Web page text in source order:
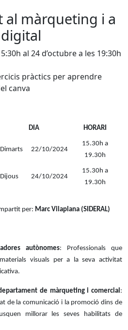
al màrqueting i a
al 24 d’octubre a les 19:30h
pràctics per aprendre
canva
DIA HORARI
Dimarts 22/10/2024
15.30h a
19.30h
Dijous 24/10/2024
15.30h a
19.30h
per: Marc Vilaplana (SIDERAL)
autònomes: Professionals que
visuals per a la seva activitat
de màrqueting i comercial:
de la comunicació i la promoció dins de
millorar les seves habilitats de